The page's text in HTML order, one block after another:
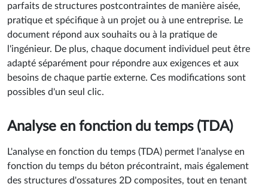
parfaits de structures postcontraintes de manière aisée,
pratique et spécifique à un projet ou à une entreprise. Le
document répond aux souhaits ou à la pratique de
l'ingénieur. De plus, chaque document individuel peut être
adapté séparément pour répondre aux exigences et aux
besoins de chaque partie externe. Ces modifications sont
possibles d'un seul clic.
Analyse en fonction du temps (TDA)
L'analyse en fonction du temps (TDA) permet l'analyse en
fonction du temps du béton précontraint, mais également
des structures d'ossatures 2D composites, tout en tenant